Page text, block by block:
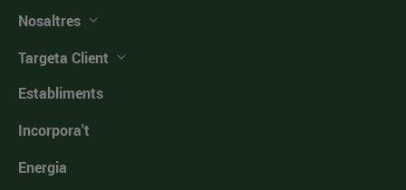
Nosaltres
Targeta Client
Establiments
Incorpora't
Energia